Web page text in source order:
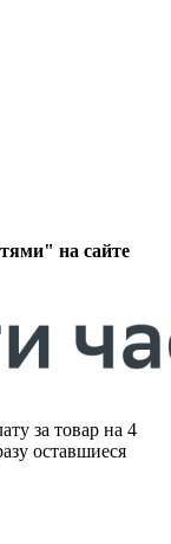
на сайте
за товар на 4
оставшиеся